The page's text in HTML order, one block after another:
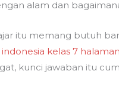
alam dan
itu memang butuh
kelas 7
kunci jawaban itu